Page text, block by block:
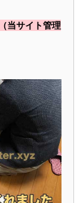
（当サイト管理